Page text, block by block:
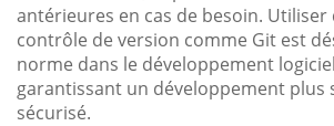
antérieures en cas de besoin. Utiliser
contrôle de version comme Git est
norme dans le développement
garantissant un développement plus
sécurisé.